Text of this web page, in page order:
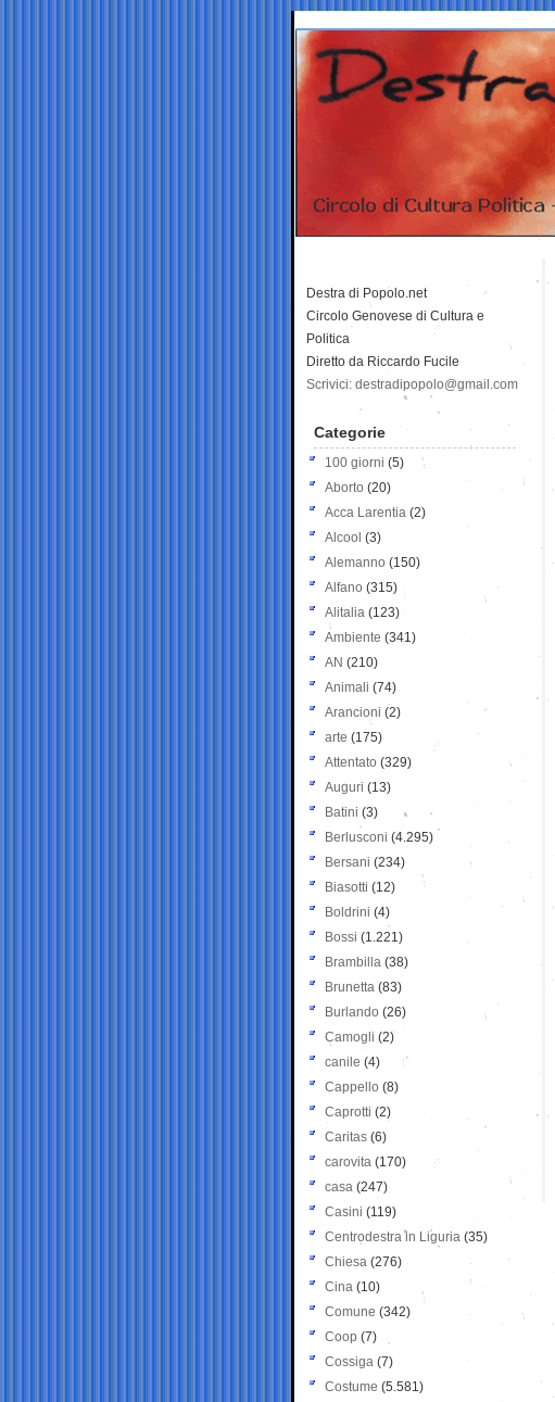
Destra di Popolo.net
Circolo Genovese di Cultura e
Politica
Diretto da Riccardo Fucile
Scrivici: destradipopolo@gmail.com
Categorie
100 giorni (5)
Aborto (20)
Acca Larentia (2)
Alcool (3)
Alemanno (150)
Alfano (315)
Alitalia (123)
Ambiente (341)
AN (210)
Animali (74)
Arancioni (2)
arte (175)
Attentato (329)
Auguri (13)
Batini (3)
Berlusconi (4.295)
Bersani (234)
Biasotti (12)
Boldrini (4)
Bossi (1.221)
Brambilla (38)
Brunetta (83)
Burlando (26)
Camogli (2)
canile (4)
Cappello (8)
Caprotti (2)
Caritas (6)
carovita (170)
casa (247)
Casini (119)
Centrodestra in Liguria (35)
Chiesa (276)
Cina (10)
Comune (342)
Coop (7)
Cossiga (7)
Costume (5.581)